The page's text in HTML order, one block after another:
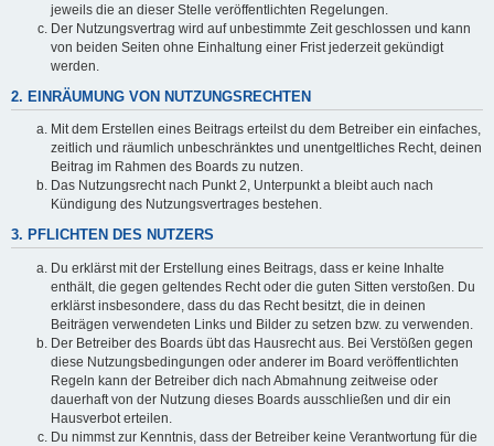
jeweils die an dieser Stelle veröffentlichten Regelungen.
Der Nutzungsvertrag wird auf unbestimmte Zeit geschlossen und kann
von beiden Seiten ohne Einhaltung einer Frist jederzeit gekündigt
werden.
2. EINRÄUMUNG VON NUTZUNGSRECHTEN
Mit dem Erstellen eines Beitrags erteilst du dem Betreiber ein einfaches,
zeitlich und räumlich unbeschränktes und unentgeltliches Recht, deinen
Beitrag im Rahmen des Boards zu nutzen.
Das Nutzungsrecht nach Punkt 2, Unterpunkt a bleibt auch nach
Kündigung des Nutzungsvertrages bestehen.
3. PFLICHTEN DES NUTZERS
Du erklärst mit der Erstellung eines Beitrags, dass er keine Inhalte
enthält, die gegen geltendes Recht oder die guten Sitten verstoßen. Du
erklärst insbesondere, dass du das Recht besitzt, die in deinen
Beiträgen verwendeten Links und Bilder zu setzen bzw. zu verwenden.
Der Betreiber des Boards übt das Hausrecht aus. Bei Verstößen gegen
diese Nutzungsbedingungen oder anderer im Board veröffentlichten
Regeln kann der Betreiber dich nach Abmahnung zeitweise oder
dauerhaft von der Nutzung dieses Boards ausschließen und dir ein
Hausverbot erteilen.
Du nimmst zur Kenntnis, dass der Betreiber keine Verantwortung für die